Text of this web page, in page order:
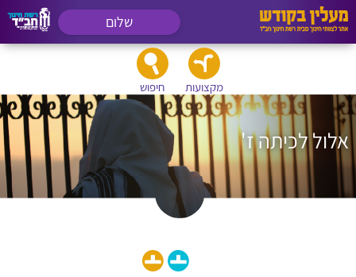
שלום
מקצועות חיפוש
אלול לכיתה ז'